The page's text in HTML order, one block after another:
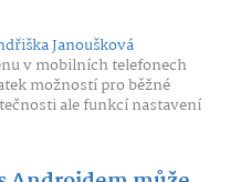
Janoušková
v mobilních telefonech
možností pro běžné
ale funkcí nastavení